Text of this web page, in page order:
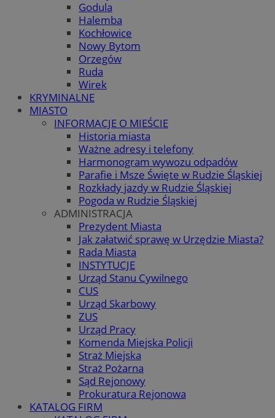
Godula
Halemba
Kochłowice
Nowy Bytom
Orzegów
Ruda
Wirek
KRYMINALNE
MIASTO
INFORMACJE O MIEŚCIE
Historia miasta
Ważne adresy i telefony
Harmonogram wywozu odpadów
Parafie i Msze Święte w Rudzie Śląskiej
Rozkłady jazdy w Rudzie Śląskiej
Pogoda w Rudzie Śląskiej
ADMINISTRACJA
Prezydent Miasta
Jak załatwić sprawę w Urzędzie Miasta?
Rada Miasta
INSTYTUCJE
Urząd Stanu Cywilnego
CUS
Urząd Skarbowy
ZUS
Urząd Pracy
Komenda Miejska Policji
Straż Miejska
Straż Pożarna
Sąd Rejonowy
Prokuratura Rejonowa
KATALOG FIRM